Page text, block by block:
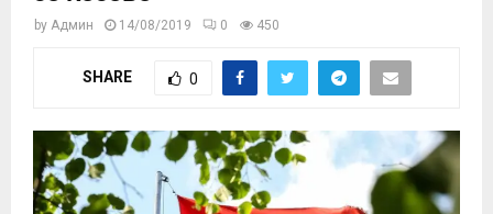
by Админ 14/08/2019 0 450
SHARE 0